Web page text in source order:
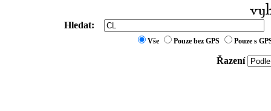
Hledat:
Vše Pouze bez GPS Pouze s
Řazení